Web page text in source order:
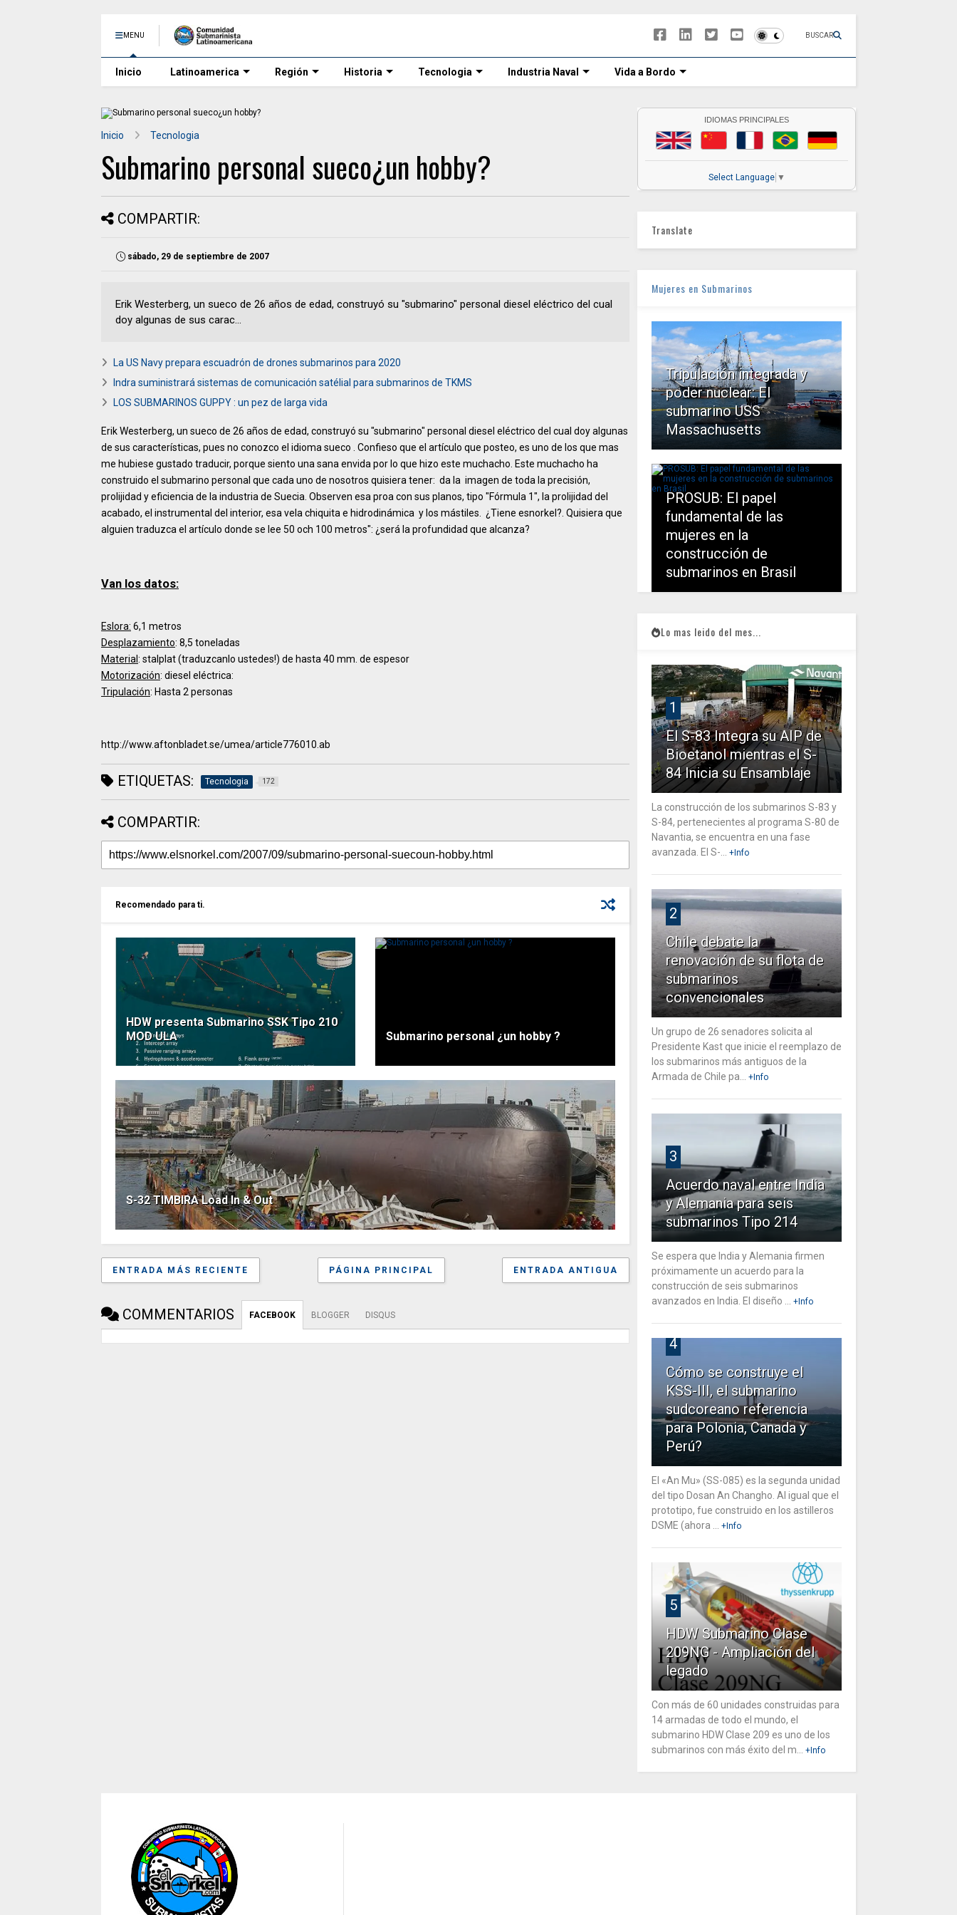
MENU BUSCAR
Inicio Latinoamerica Región Historia Tecnologia Industria Naval Vida a Bordo
Inicio Tecnologia
Submarino personal sueco¿un hobby?
COMPARTIR:
sábado, 29 de septiembre de 2007
Erik Westerberg, un sueco de 26 años de edad, construyó su "submarino" personal diesel eléctrico del cual
doy algunas de sus carac...
La US Navy prepara escuadrón de drones submarinos para 2020
Indra suministrará sistemas de comunicación satélial para submarinos de TKMS
LOS SUBMARINOS GUPPY : un pez de larga vida
Erik Westerberg, un sueco de 26 años de edad, construyó su "submarino" personal diesel eléctrico del cual doy algunas
de sus características, pues no conozco el idioma sueco . Confieso que el artículo que posteo, es uno de los que mas
me hubiese gustado traducir, porque siento una sana envida por lo que hizo este muchacho. Este muchacho ha
construido el submarino personal que cada uno de nosotros quisiera tener: da la imagen de toda la precisión,
prolijidad y eficiencia de la industria de Suecia. Observen esa proa con sus planos, tipo "Fórmula 1", la prolijidad del
acabado, el instrumental del interior, esa vela chiquita e hidrodinámica y los mástiles. ¿Tiene esnorkel?. Quisiera que
alguien traduzca el artículo donde se lee 50 och 100 metros": ¿será la profundidad que alcanza?
Van los datos:
Eslora: 6,1 metros
Desplazamiento: 8,5 toneladas
Material: stalplat (traduzcanlo ustedes!) de hasta 40 mm. de espesor
Motorización: diesel eléctrica:
Tripulación: Hasta 2 personas
http://www.aftonbladet.se/umea/article776010.ab
ETIQUETAS: Tecnologia 172
COMPARTIR:
Recomendado para ti.
HDW presenta Submarino SSK Tipo 210
MOD ULA
Submarino personal ¿un hobby ?
S-32 TIMBIRA Load In & Out
ENTRADA MÁS RECIENTE ENTRADA ANTIGUA
PÁGINA PRINCIPAL
COMMENTARIOS FACEBOOK BLOGGER DISQUS
IDIOMAS PRINCIPALES
Select Language ▼
Translate
Mujeres en Submarinos
Tripulación integrada y
poder nuclear: El
submarino USS
Massachusetts
PROSUB: El papel
fundamental de las
mujeres en la
construcción de
submarinos en Brasil
Lo mas leido del mes...
1
El S-83 Integra su AIP de
Bioetanol mientras el S-
84 Inicia su Ensamblaje
La construcción de los submarinos S-83 y
S-84, pertenecientes al programa S-80 de
Navantia, se encuentra en una fase
avanzada. El S-...
+Info
2
Chile debate la
renovación de su flota de
submarinos
convencionales
Un grupo de 26 senadores solicita al
Presidente Kast que inicie el reemplazo de
los submarinos más antiguos de la
Armada de Chile pa...
+Info
3
Acuerdo naval entre India
y Alemania para seis
submarinos Tipo 214
Se espera que India y Alemania firmen
próximamente un acuerdo para la
construcción de seis submarinos
avanzados en India. El diseño ...
+Info
4
Cómo se construye el
KSS-III, el submarino
sudcoreano referencia
para Polonia, Canada y
Perú?
El «An Mu» (SS-085) es la segunda unidad
del tipo Dosan An Changho. Al igual que el
prototipo, fue construido en los astilleros
DSME (ahora ...
+Info
5
HDW Submarino Clase
209NG - Ampliación del
legado
Con más de 60 unidades construidas para
14 armadas de todo el mundo, el
submarino HDW Clase 209 es uno de los
submarinos con más éxito del m...
+Info